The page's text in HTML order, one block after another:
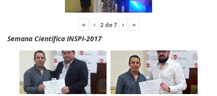
« ‹ 2de7 › »
Semana Científica INSPI-2017